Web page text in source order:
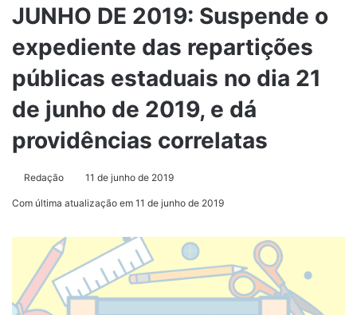
JUNHO DE 2019: Suspende o
expediente das repartições
públicas estaduais no dia 21
de junho de 2019, e dá
providências correlatas
Redação 11 de junho de 2019
Com última atualização em 11 de junho de 2019